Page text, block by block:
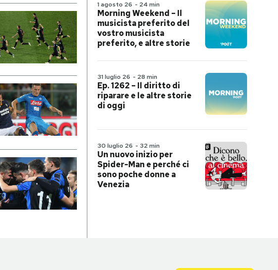
1 agosto 26 - 24 min
Morning Weekend – Il
musicista preferito del
vostro musicista
preferito, e altre storie
31 luglio 26 - 28 min
Ep. 1262 – Il diritto di
riparare e le altre storie
di oggi
30 luglio 26 - 32 min
Un nuovo inizio per
Spider-Man e perché ci
sono poche donne a
Venezia